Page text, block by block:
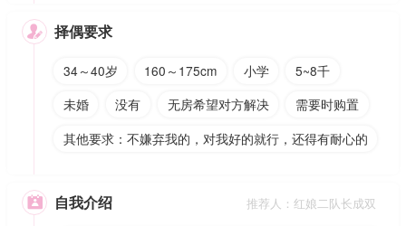
 择偶要求
34～40岁 160～175cm 小学
5~8千
未婚
没有 无房希望对方解决
需要时购置
其他要求：不嫌弃我的，对我好的就行，还得有耐心的
 自我介绍 推荐人：红娘二队长成双